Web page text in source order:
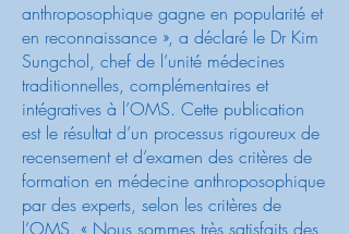
anthroposophique gagne en popularité et
en reconnaissance », a déclaré le Dr Kim
Sungchol, chef de l’unité médecines
traditionnelles, complémentaires et
intégratives à l’OMS. Cette publication
est le résultat d’un processus rigoureux de
recensement et d’examen des critères de
formation en médecine anthroposophique
par des experts, selon les critères de
l’OMS. « Nous sommes très satisfaits des